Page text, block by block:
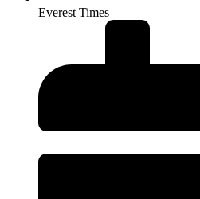
Everest Times